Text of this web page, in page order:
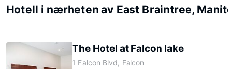
Hotell i nærheten av East Braintree,
The Hotel at Falcon lake
1 Falcon Blvd, Falcon